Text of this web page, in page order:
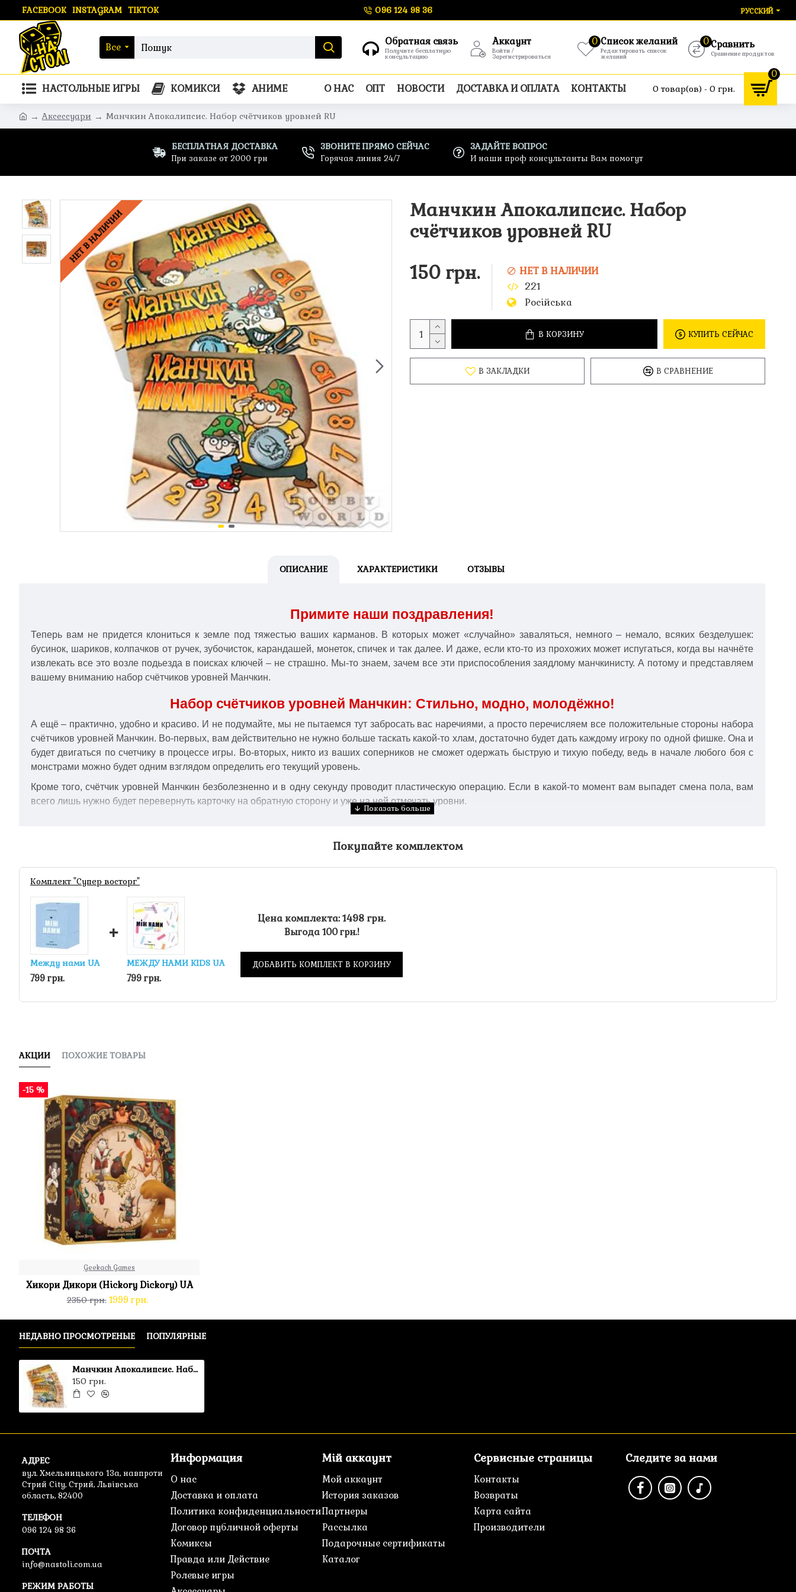
FACEBOOK INSTAGRAM TIKTOK 096 124 98 36 РУССКИЙ
Все
Обратная связь
Получите бесплатную
консультацию
Аккаунт
Войти /
Зарегистрироваться
Список желаний
Редактировать список
желаний
0 Сравнить
Сравнение продуктов
0
НАСТОЛЬНЫЕ ИГРЫ КОМИКСИ АНИМЕ О НАС ОПТ НОВОСТИ ДОСТАВКА И ОПЛАТА КОНТАКТЫ 0 товар(ов) - 0 грн.
0
Аксессуари Манчкин Апокалипсис. Набор счётчиков уровней RU
БЕСПЛАТНАЯ ДОСТАВКА
При заказе от 2000 грн
ЗВОНИТЕ ПРЯМО СЕЙЧАС
Горячая линия 24/7
ЗАДАЙТЕ ВОПРОС
И наши проф консультанты Вам помогут
НЕТ В НАЛИЧИИ
Манчкин Апокалипсис. Набор
счётчиков уровней RU
150 грн.
НЕТ В НАЛИЧИИ
221
Російська
В КОРЗИНУ КУПИТЬ СЕЙЧАС
В ЗАКЛАДКИ В СРАВНЕНИЕ
ОПИСАНИЕ ХАРАКТЕРИСТИКИ ОТЗЫВЫ
Примите наши поздравления!
Теперь вам не придется клониться к земле под тяжестью ваших карманов. В которых может «случайно» заваляться, немного – немало, всяких безделушек:
бусинок, шариков, колпачков от ручек, зубочисток, карандашей, монеток, спичек и так далее. И даже, если кто-то из прохожих может испугаться, когда вы начнёте
извлекать все это возле подьезда в поисках ключей – не страшно. Мы-то знаем, зачем все эти приспособления заядлому манчкинисту. А потому и представляем
вашему вниманию набор счётчиков уровней Манчкин.
Набор счётчиков уровней Манчкин: Стильно, модно, молодёжно!
А ещё – практично, удобно и красиво. И не подумайте, мы не пытаемся тут забросать вас наречиями, а просто перечисляем все положительные стороны набора
счётчиков уровней Манчкин. Во-первых, вам действительно не нужно больше таскать какой-то хлам, достаточно будет дать каждому игроку по одной фишке. Она и
будет двигаться по счетчику в процессе игры. Во-вторых, никто из ваших соперников не сможет одержать быструю и тихую победу, ведь в начале любого боя с
монстрами можно будет одним взглядом определить его текущий уровень.
Кроме того, счётчик уровней Манчкин безболезненно и в одну секунду проводит пластическую операцию. Если в какой-то момент вам выпадет смена пола, вам
всего лишь нужно будет перевернуть карточку на обратную сторону и уже на ней отмечать уровни.
Покупайте комплектом
Комплект "Супер восторг"
Между нами UA
799 грн.
+
МЕЖДУ НАМИ KIDS UA
799 грн.
Цена комплекта: 1498 грн.
Выгода 100 грн.!
ДОБАВИТЬ КОМПЛЕКТ В КОРЗИНУ
АКЦИИ ПОХОЖИЕ ТОВАРЫ
-15 %
Geekach Games
Хикори Дикори (Hickory Dickory) UA
2350 грн. 1999 грн.
НЕДАВНО ПРОСМОТРЕНЫЕ ПОПУЛЯРНЫЕ
Манчкин Апокалипсис. Набор счётчиков уровней RU
150 грн.
АДРЕС
вул. Хмельницького 13а, навпроти
Стрий City, Стрий, Львівська
область, 82400
ТЕЛЕФОН
096 124 98 36
ПОЧТА
info@nastoli.com.ua
РЕЖИМ РАБОТЫ
Информация
О нас
Доставка и оплата
Политика конфиденциальности
Договор публичной оферты
Комиксы
Правда или Действие
Ролевые игры
Мій аккаунт
Мой аккаунт
История заказов
Партнеры
Рассылка
Подарочные сертификаты
Каталог
Сервисные страницы
Контакты
Возвраты
Карта сайта
Производители
Следите за нами